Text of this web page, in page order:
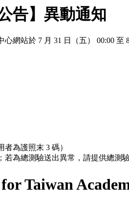
告】異動通知
網站於 7 月 31 日（五） 00:00
為護照末 3 碼）
為總測驗送出異常，請提供總測
Taiwan